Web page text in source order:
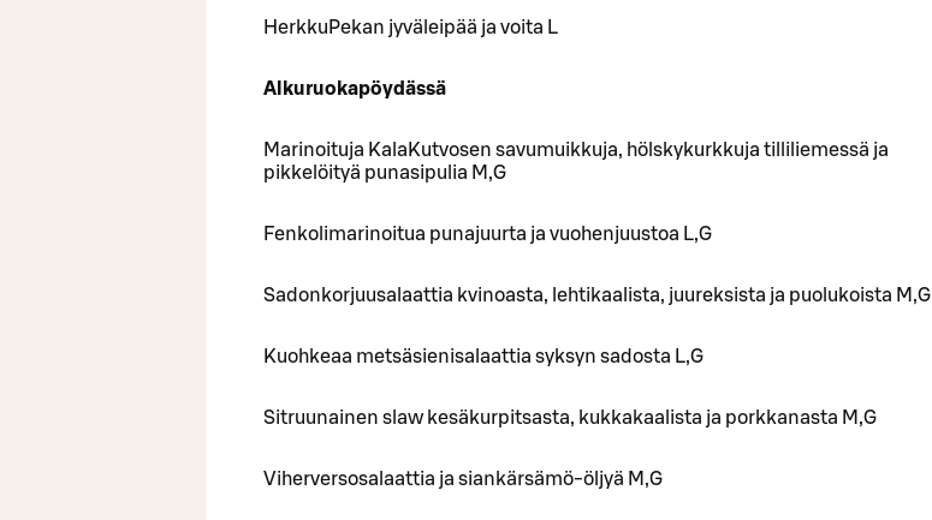
HerkkuPekan jyväleipää ja voita L
Alkuruokapöydässä
Marinoituja KalaKutvosen savumuikkuja, hölskykurkkuja tilliliemessä ja
pikkelöityä punasipulia M,G
Fenkolimarinoitua punajuurta ja vuohenjuustoa L,G
Sadonkorjuusalaattia kvinoasta, lehtikaalista, juureksista ja puolukoista M,G
Kuohkeaa metsäsienisalaattia syksyn sadosta L,G
Sitruunainen slaw kesäkurpitsasta, kukkakaalista ja porkkanasta M,G
Viherversosalaattia ja siankärsämö-öljyä M,G